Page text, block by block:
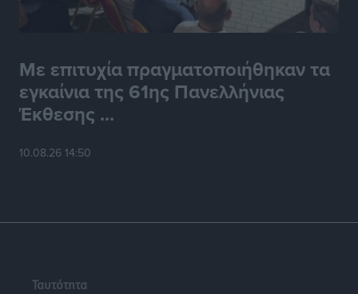
Με επιτυχία πραγματοποιήθηκαν τα
εγκαίνια της 61ης Πανελλήνιας
Έκθεσης ...
10.08.26 14:50
Ταυτότητα